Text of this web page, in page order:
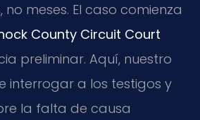
meses. El caso comienza
County Circuit Court
preliminar. Aquí, nuestro
interrogar a los testigos y
la falta de causa